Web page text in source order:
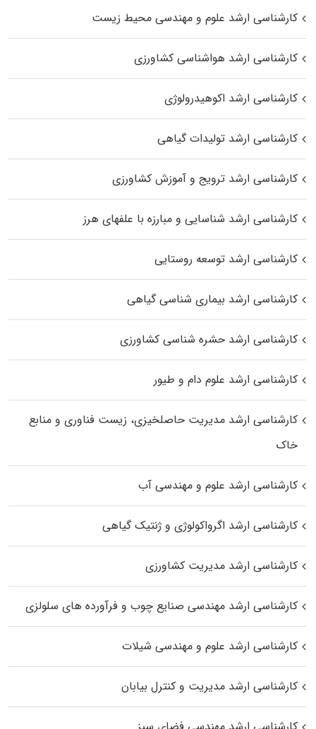
کارشناسی ارشد علوم و مهندسی محیط زیست
کارشناسی ارشد هواشناسی کشاورزی
کارشناسی ارشد اکوهیدرولوژی
کارشناسی ارشد تولیدات گیاهی
کارشناسی ارشد ترویج و آموزش کشاورزی
کارشناسی ارشد شناسایی و مبارزه با علفهای هرز
کارشناسی ارشد توسعه روستایی
کارشناسی ارشد بیماری‌ شناسی گیاهی
کارشناسی ارشد حشره‌ شناسی کشاورزی
کارشناسی ارشد علوم دام و طیور
کارشناسی ارشد مدیریت حاصلخیزی، زیست فناوری و منابع
خاک
کارشناسی ارشد علوم و مهندسی آب
کارشناسی ارشد اگرواکولوژی و ژنتیک گیاهی
کارشناسی ارشد مدیریت کشاورزی
کارشناسی ارشد مهندسی صنایع چوب و فرآورده‌ های سلولزی
کارشناسی ارشد علوم و مهندسی شیلات
کارشناسی ارشد مدیریت و کنترل بیابان